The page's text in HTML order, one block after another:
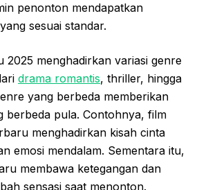
penonton mendapatkan
sesuai standar.
2025 menghadirkan variasi genre
drama romantis, thriller, hingga
yang berbeda memberikan
berbeda pula. Contohnya, film
menghadirkan kisah cinta
emosi mendalam. Sementara itu,
membawa ketegangan dan
sensasi saat menonton.